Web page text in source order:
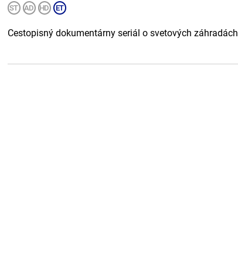
Cestopisný dokumentárny seriál o svetových záhradách